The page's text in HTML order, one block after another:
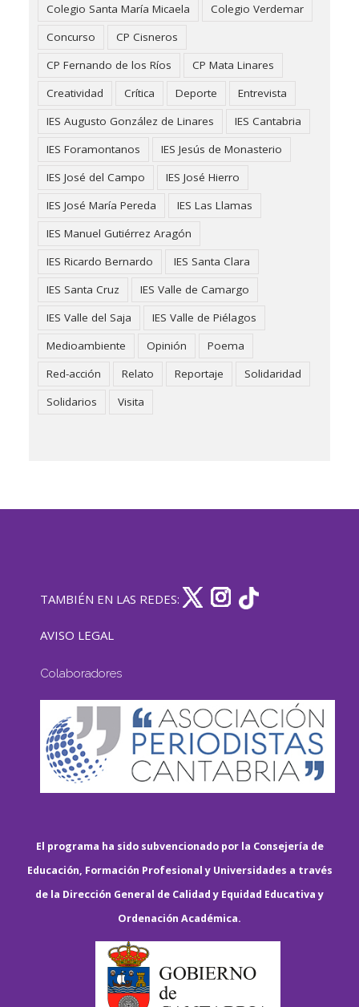
Colegio Santa María Micaela
Colegio Verdemar
Concurso
CP Cisneros
CP Fernando de los Ríos
CP Mata Linares
Creatividad
Crítica Deporte
Entrevista
IES Augusto González de Linares
IES Cantabria
IES Foramontanos
IES Jesús de Monasterio
IES José del Campo
IES José Hierro
IES José María Pereda
IES Las Llamas
IES Manuel Gutiérrez Aragón
IES Ricardo Bernardo
IES Santa Clara
IES Santa Cruz
IES Valle de Camargo
IES Valle del Saja
IES Valle de Piélagos
Medioambiente
Opinión
Poema
Red-acción
Relato Reportaje
Solidaridad
Solidarios
Visita
TAMBIÉN EN LAS REDES:
AVISO LEGAL
Colaboradores
El programa ha sido subvencionado por la Consejería de
Educación, Formación Profesional y Universidades a través
de la Dirección General de Calidad y Equidad Educativa y
Ordenación Académica.